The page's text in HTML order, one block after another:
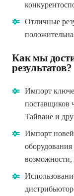
Отличные
Как мы
результатов?
Импорт
поставщиков
Тайване и
Импорт
оборудования